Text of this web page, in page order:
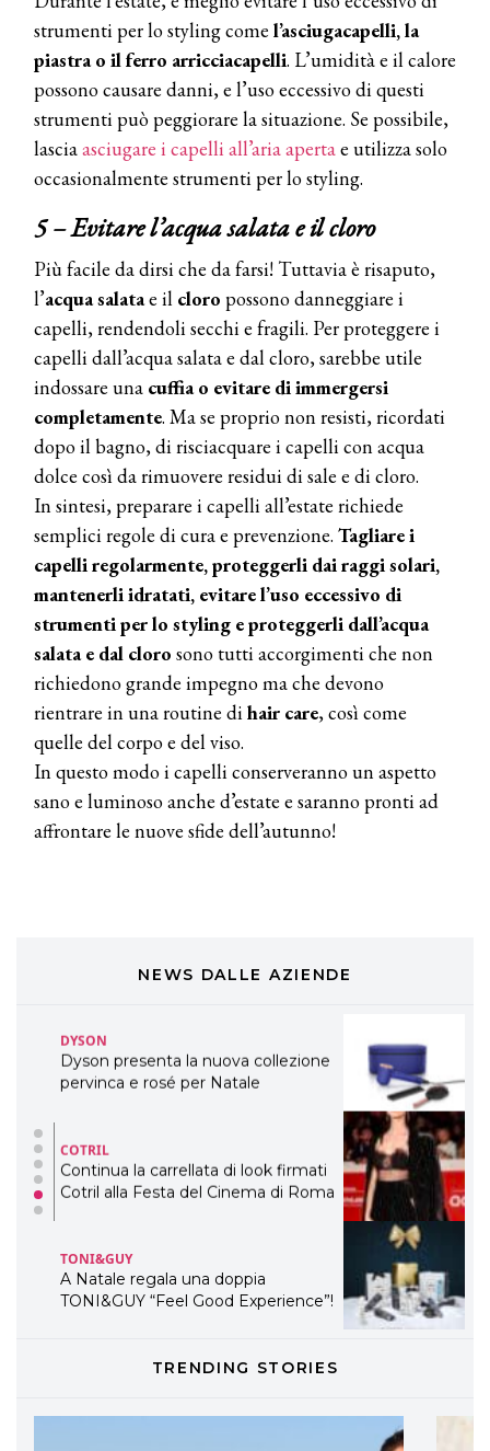
strumenti per lo styling come l’asciugacapelli, la
piastra o il ferro arricciacapelli. L’umidità e il calore
possono causare danni, e l’uso eccessivo di questi
strumenti può peggiorare la situazione. Se possibile,
lasciaasciugare i capelli all’aria apertae utilizza solo
occasionalmente strumenti per lo styling.
5 – Evitare l’acqua salata e il cloro
Più facile da dirsi che da farsi! Tuttavia è risaputo,
l’acqua salatae il cloro possono danneggiare i
capelli, rendendoli secchi e fragili. Per proteggere i
capelli dall’acqua salata e dal cloro, sarebbe utile
indossare una cuffia o evitare di immergersi
completamente. Ma se proprio non resisti, ricordati
dopo il bagno, di risciacquare i capelli con acqua
dolce così da rimuovere residui di sale e di cloro.
In sintesi, preparare i capelli all’estate richiede
semplici regole di cura e prevenzione. Tagliare i
capelli regolarmente, proteggerli dai raggi solari,
mantenerli idratati, evitare l’uso eccessivo di
strumenti per lo styling e proteggerli dall’acqua
salata e dal cloro sono tutti accorgimenti che non
richiedono grande impegno ma che devono
rientrare in una routine dihair care, così come
quelle del corpo e del viso.
In questo modo i capelli conserveranno un aspetto
sano e luminoso anche d’estate e saranno pronti ad
affrontare le nuove sfide dell’autunno!
NEWS DALLE AZIENDE
COSMOPROF WORLDWIDE BOLOGNA
Cosmprof Worldwide Bologna
presenta THE BEAUTY &
WELLNESS CONGRESS 2022: I
TEMI
DYSON
Dyson presenta la nuova collezione
pervinca e rosé per Natale
COTRIL
Continua la carrellata di look firmati
Cotril alla Festa del Cinema di Roma
TONI&GUY
A Natale regala una doppia
TONI&GUY “Feel Good Experience”!
TONI&GUY
LABEL.M lancia la sua innovativa ed
eco-sostenibile linea di prodotti
professionali
DAVINES
Davines presenta cofanetti beauty
WELLNESS CONGRESS 2022: I
DYSON
Dyson presenta la nuova collezione
pervinca e rosé per Natale
COTRIL
Continua la carrellata di look firmati
Cotril alla Festa del Cinema di Roma
TONI&GUY
A Natale regala una doppia
TONI&GUY “Feel Good Experience”!
LABEL.M lancia la sua innovativa ed
professionali
TRENDING STORIES